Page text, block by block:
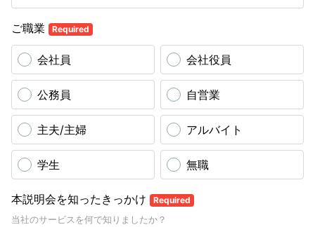
ご職業 Required
会社員 会社役員
公務員 自営業
主夫/主婦 アルバイト
学生 無職
本説明会を知ったきっかけ Required
当社のサービスを何で知りましたか？